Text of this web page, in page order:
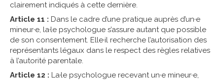
clairement indiqués à cette dernière.
Article 11 : Dans le cadre d’une pratique auprès d’un·e
mineur·e, la·le psychologue s’assure autant que possible
de son consentement. Elle·il recherche l’autorisation des
représentants légaux dans le respect des règles relatives
à l’autorité parentale.
Article 12 : La·le psychologue recevant un·e mineur·e,